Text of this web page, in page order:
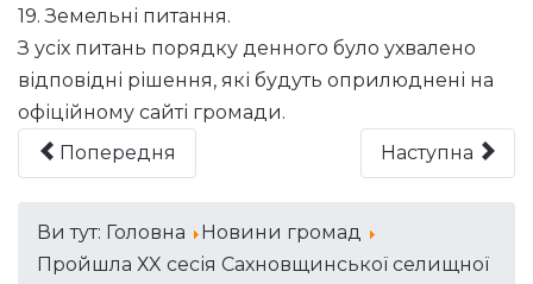
19. Земельні питання.
З усіх питань порядку денного було ухвалено
відповідні рішення, які будуть оприлюднені на
офіційному сайті громади.
Попередня
Наступна
Ви тут: Головна
Новини громад
Пройшла ХX сесія Сахновщинської селищної